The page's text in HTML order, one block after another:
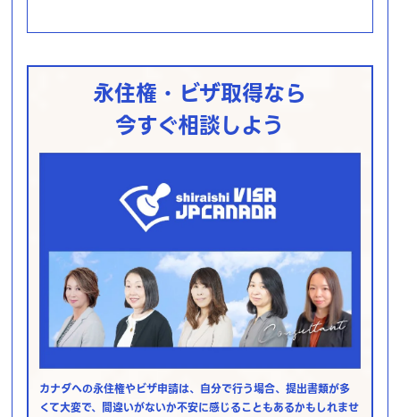
永住権・ビザ取得なら
今すぐ相談しよう
カナダへの永住権やビザ申請は、自分で行う場合、提出書類が多
くて大変で、間違いがないか不安に感じることもあるかもしれませ